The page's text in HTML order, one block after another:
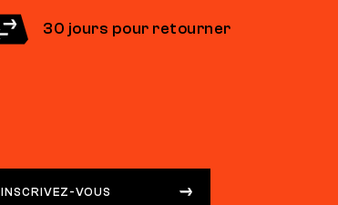
30 jours pour retourner
INSCRIVEZ-VOUS